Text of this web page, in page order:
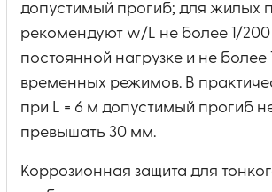
допустимый прогиб; для жилых
рекомендуют w/L не более 1/
постоянной нагрузке и не более
временных режимов. В
при L = 6 м допустимый прогиб
превышать 30 мм.
Коррозионная защита для